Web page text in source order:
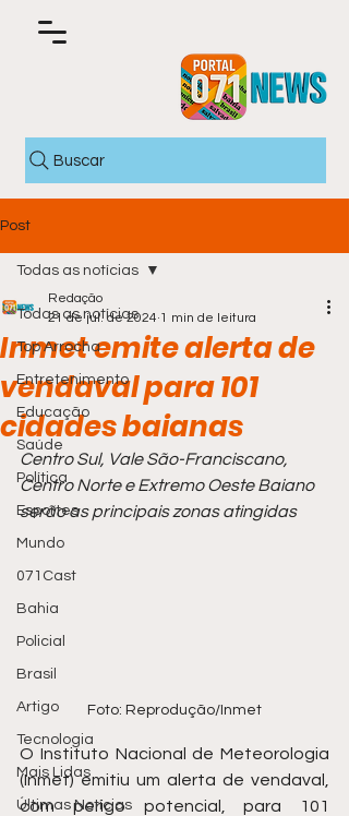
Buscar
Post
Todas as notícias
Top Arrocha
Entretenimento
Educação
Saúde
Política
Esportes
Mundo
071Cast
Bahia
Policial
Brasil
Artigo
Tecnologia
Mais Lidas
Últimas Notícias
Todas as notícias
Inmet emite alerta de
vendaval para 101
cidades baianas
Redação
21 de jul. de 2024 1 min de leitura
Centro Sul, Vale São-Franciscano,
Centro Norte e Extremo Oeste Baiano
serão as principais zonas atingidas
Foto: Reprodução/Inmet
O Instituto Nacional de Meteorologia
(Inmet) emitiu um alerta de vendaval,
com perigo potencial, para 101